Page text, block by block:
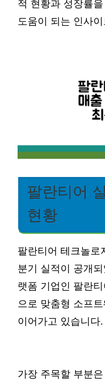
적 현황과 성장률
도움이 되는 인사
팔란티어
현황
팔란티어 테크놀로
분기 실적이 공개
랫폼 기업인 팔란
으로 맞춤형 소프
이어가고 있습니다.
가장 주목할 부분